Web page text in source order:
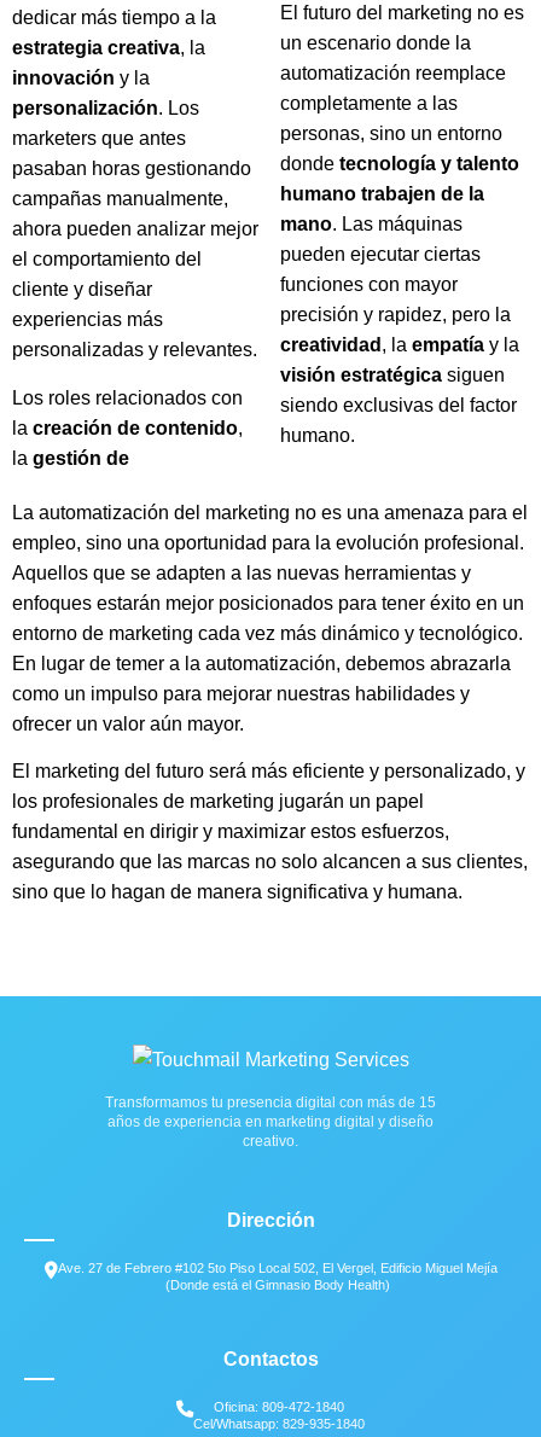
dedicar más tiempo a la
estrategia creativa, la
innovación y la
personalización. Los
marketers que antes
pasaban horas gestionando
campañas manualmente,
ahora pueden analizar mejor
el comportamiento del
cliente y diseñar
experiencias más
personalizadas y relevantes.
Los roles relacionados con
la creación de contenido,
la gestión de
El futuro del marketing no es
un escenario donde la
automatización reemplace
completamente a las
personas, sino un entorno
donde tecnología y talento
humano trabajen de la
mano. Las máquinas
pueden ejecutar ciertas
funciones con mayor
precisión y rapidez, pero la
creatividad , la empatía y la
visión estratégica siguen
siendo exclusivas del factor
humano.
La automatización del marketing no es una amenaza para el
empleo, sino una oportunidad para la evolución profesional.
Aquellos que se adapten a las nuevas herramientas y
enfoques estarán mejor posicionados para tener éxito en un
entorno de marketing cada vez más dinámico y tecnológico.
En lugar de temer a la automatización, debemos abrazarla
como un impulso para mejorar nuestras habilidades y
ofrecer un valor aún mayor.
El marketing del futuro será más eficiente y personalizado, y
los profesionales de marketing jugarán un papel
fundamental en dirigir y maximizar estos esfuerzos,
asegurando que las marcas no solo alcancen a sus clientes,
sino que lo hagan de manera significativa y humana.
Transformamos tu presencia digital con más de 15
años de experiencia en marketing digital y diseño
creativo.
Dirección
Ave. 27 de Febrero #102 5to Piso Local 502, El Vergel, Edificio Miguel Mejía
(Donde está el Gimnasio Body Health)
Contactos
Oficina: 809-472-1840
Cel/Whatsapp: 829-935-1840